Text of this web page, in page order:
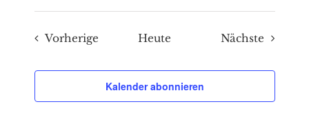
VorherigeVeranstaltungen
Heute Nächste
Kalender abonnieren